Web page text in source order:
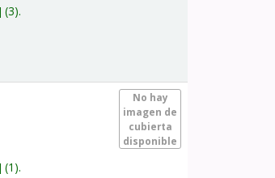
(3).
No hay
imagen de
cubierta
disponible
(1).